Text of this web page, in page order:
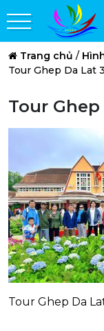
Trang chủ /
Tour Ghep Da Lat
Tour Ghep
Tour Ghep Da